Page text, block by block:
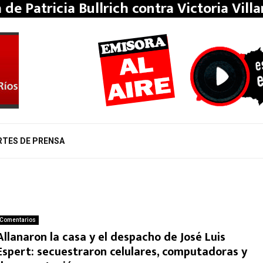
de Patricia Bullrich contra Victoria
DE PRENSA
Comentarios
la casa y el despacho de José Luis
secuestraron celulares, computadoras y